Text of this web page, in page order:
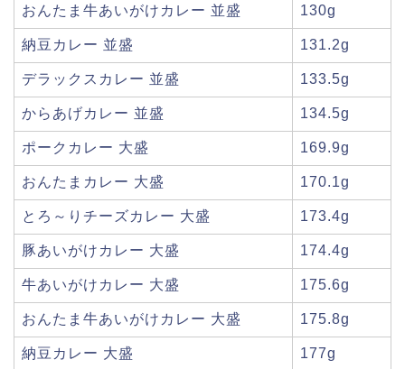
おんたま牛あいがけカレー 並盛 130g
納豆カレー 並盛 131.2g
デラックスカレー 並盛 133.5g
からあげカレー 並盛 134.5g
ポークカレー 大盛 169.9g
おんたまカレー 大盛 170.1g
とろ～りチーズカレー 大盛 173.4g
豚あいがけカレー 大盛 174.4g
牛あいがけカレー 大盛 175.6g
おんたま牛あいがけカレー 大盛 175.8g
納豆カレー 大盛 177g